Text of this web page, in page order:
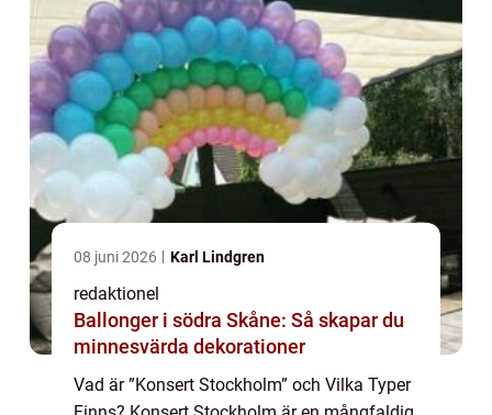
08 juni 2026 Karl Lindgren
redaktionel
Ballonger i södra Skåne: Så skapar du
minnesvärda dekorationer
Vad är ”Konsert Stockholm” och Vilka Typer